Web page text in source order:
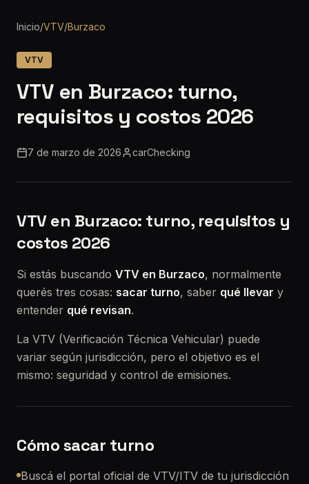
Inicio/VTV/Burzaco
VTV
VTV en Burzaco: turno,
requisitos y costos 2026
7 de marzo de 2026 carChecking
VTV en Burzaco: turno, requisitos y
costos 2026
Si estás buscando VTV en Burzaco, normalmente
querés tres cosas: sacar turno, saber qué llevar y
entender qué revisan.
La VTV (Verificación Técnica Vehicular) puede
variar según jurisdicción, pero el objetivo es el
mismo: seguridad y control de emisiones.
Cómo sacar turno
Buscá el portal oficial de VTV/ITV de tu jurisdicción